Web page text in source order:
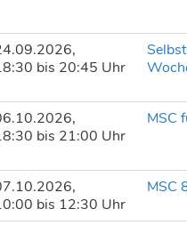
bis 20:45 Uhr
bis 21:00 Uhr
MSC
bis 12:30 Uhr
MSC